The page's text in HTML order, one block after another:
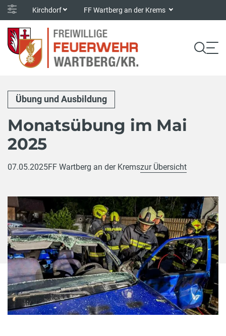
Kirchdorf FF Wartberg an der Krems
Übung und Ausbildung
Monatsübung im Mai
2025
07.05.2025FF Wartberg an der Kremszur Übersicht